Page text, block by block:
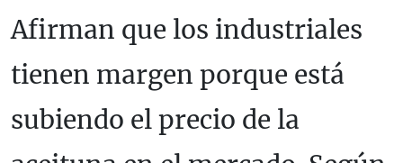
Afirman que los industriales
tienen margen porque está
subiendo el precio de la